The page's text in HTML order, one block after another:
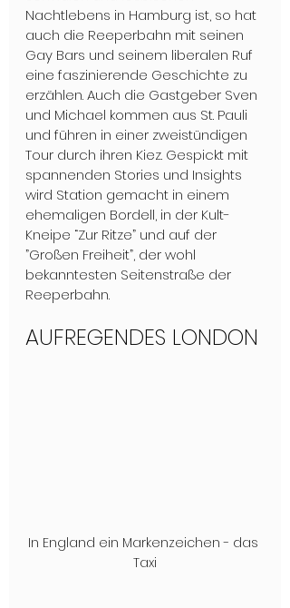
Nachtlebens in Hamburg ist, so hat
auch die Reeperbahn mit seinen
Gay Bars und seinem liberalen Ruf
eine faszinierende Geschichte zu
erzählen. Auch die Gastgeber Sven
und Michael kommen aus St. Pauli
und führen in einer zweistündigen
Tour durch ihren Kiez. Gespickt mit
spannenden Stories und Insights
wird Station gemacht in einem
ehemaligen Bordell, in der Kult-
Kneipe “Zur Ritze” und auf der
”Großen Freiheit”, der wohl
bekanntesten Seitenstraße der
Reeperbahn.
AUFREGENDES LONDON
In England ein Markenzeichen - das
Taxi